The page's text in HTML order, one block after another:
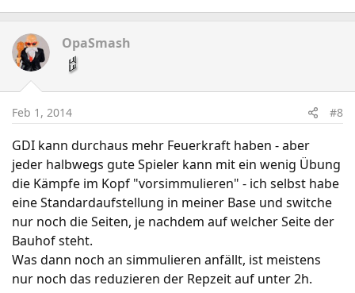
OpaSmash
Feb 1, 2014 #8
GDI kann durchaus mehr Feuerkraft haben - aber
jeder halbwegs gute Spieler kann mit ein wenig Übung
die Kämpfe im Kopf "vorsimmulieren" - ich selbst habe
eine Standardaufstellung in meiner Base und switche
nur noch die Seiten, je nachdem auf welcher Seite der
Bauhof steht.
Was dann noch an simmulieren anfällt, ist meistens
nur noch das reduzieren der Repzeit auf unter 2h.